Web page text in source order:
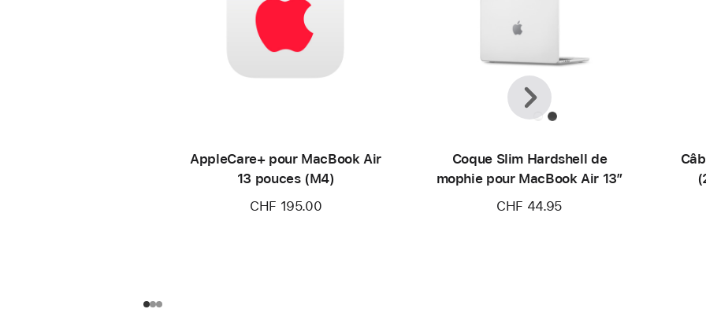
AppleCare+ pour MacBook Air
13 pouces (M4)
CHF 195.00
Coque Slim Hardshell de
mophie pour MacBook Air 13″
CHF 44.95
Précédent
Suivant